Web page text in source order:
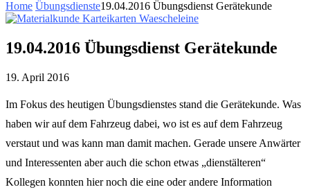
Home Übungsdienste19.04.2016 Übungsdienst Gerätekunde
19.04.2016 Übungsdienst Gerätekunde
19. April 2016
Im Fokus des heutigen Übungsdienstes stand die Gerätekunde. Was
haben wir auf dem Fahrzeug dabei, wo ist es auf dem Fahrzeug
verstaut und was kann man damit machen. Gerade unsere Anwärter
und Interessenten aber auch die schon etwas „dienstälteren“
Kollegen konnten hier noch die eine oder andere Information